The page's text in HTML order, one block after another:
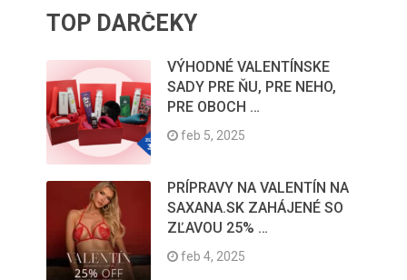
TOP DARČEKY
VÝHODNÉ VALENTÍNSKE
SADY PRE ŇU, PRE NEHO,
PRE OBOCH …
feb 5, 2025
PRÍPRAVY NA VALENTÍN NA
SAXANA.SK ZAHÁJENÉ SO
ZĽAVOU 25% …
feb 4, 2025